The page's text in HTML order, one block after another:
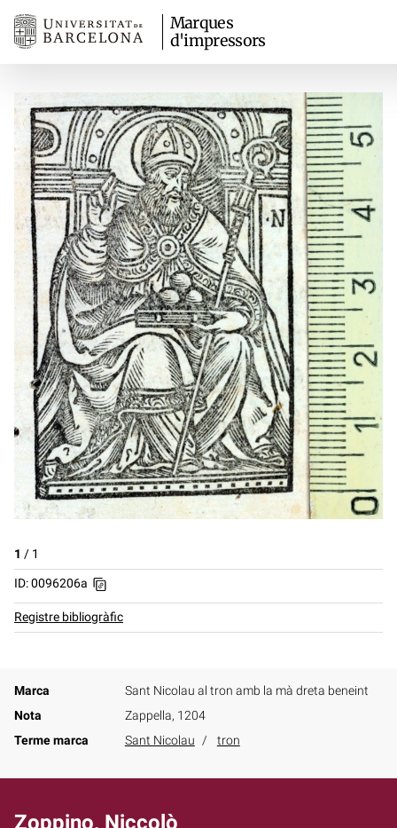
Marques
d'impressors
1 / 1
ID: 0096206a
Registre bibliogràfic
Marca
Sant Nicolau al tron amb la mà dreta beneint
Nota
Zappella, 1204
Terme marca
Sant Nicolau tron
Zoppino, Niccolò